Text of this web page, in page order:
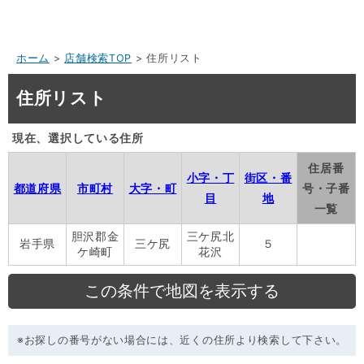
ホーム > 店舗検索TOP > 住所リスト
住所リスト
現在、選択している住所
都道府県 市町村 大字・町
小字・丁
目
街区・番
地
住居番
号・子番
一覧
岩手県
胆沢郡金
ケ崎町
三ケ尻
三ケ尻北
花沢
５
※お探しの番号がない場合には、近くの住所より検索して下さい。